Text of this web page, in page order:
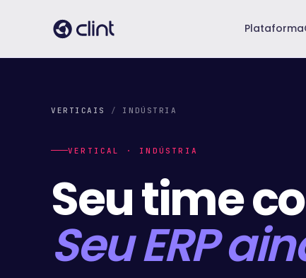
Plataforma
VERTICAIS / INDÚSTRIA
VERTICAL · INDÚSTRIA
Seu time
Seu ERP